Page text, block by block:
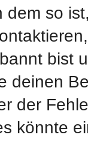
dem so
bist
deinen
der
könnte